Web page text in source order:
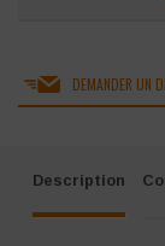
DEMANDER UN
Description